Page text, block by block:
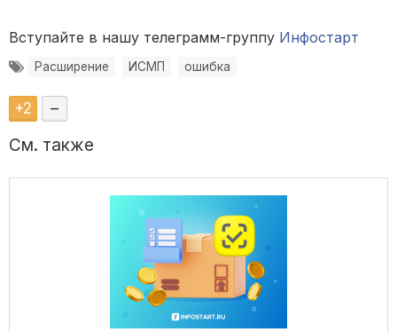
Вступайте в нашу телеграмм-группу Инфостарт
Расширение ИСМП ошибка
+2 –
См. также